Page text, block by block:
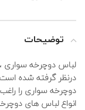
توضیحات
لباس دوچرخه سواری
درنظر گرفته شده
دوچرخه سواری را راغب
انواع لباس های